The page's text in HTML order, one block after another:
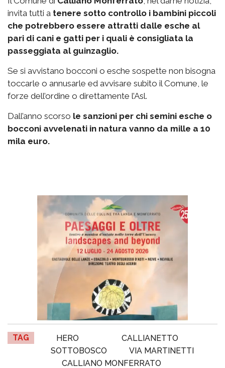
invita tutti a tenere sotto controllo i bambini piccoli
che potrebbero essere attratti dalle esche al
pari di cani e gatti per i quali è consigliata la
passeggiata al guinzaglio.
Se si avvistano bocconi o esche sospette non bisogna
toccarle o annusarle ed avvisare subito il Comune, le
forze dell’ordine o direttamente l’Asl.
Dall’anno scorso le sanzioni per chi semini esche o
bocconi avvelenati in natura vanno da mille a 10
mila euro.
TAG HERO
CALLIANETTO
SOTTOBOSCO
VIA MARTINETTI
CALLIANO MONFERRATO